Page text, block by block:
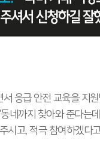
응급 안전 교육을 지
네까지 찾아와 준다는
시고, 적극 참여하겠다